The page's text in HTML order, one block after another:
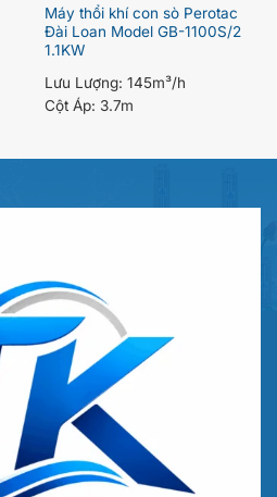
Máy thổi khí con sò Perotac
Đài Loan Model GB-1100S/2
1.1KW
Lưu Lượng: 145m³/h
Cột Áp: 3.7m